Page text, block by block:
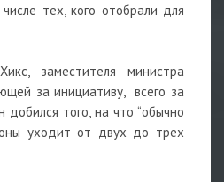
тех, кого отобрали для
заместителя министра
за инициативу, всего за
добился того, на что “обычно
уходит от двух до трех